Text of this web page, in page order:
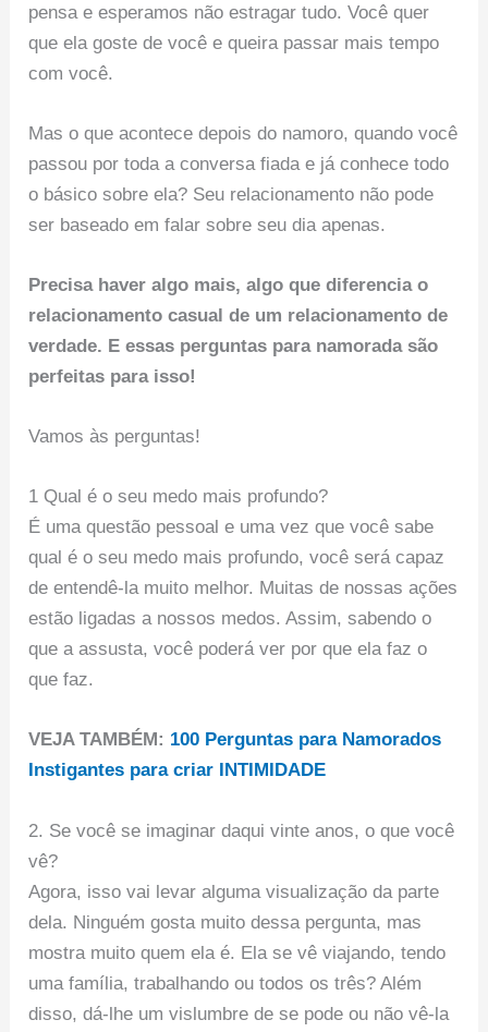
pensa e esperamos não estragar tudo. Você quer
que ela goste de você e queira passar mais tempo
com você.
Mas o que acontece depois do namoro, quando você
passou por toda a conversa fiada e já conhece todo
o básico sobre ela? Seu relacionamento não pode
ser baseado em falar sobre seu dia apenas.
Precisa haver algo mais, algo que diferencia o
relacionamento casual de um relacionamento de
verdade. E essas perguntas para namorada são
perfeitas para isso!
Vamos às perguntas!
1 Qual é o seu medo mais profundo?
É uma questão pessoal e uma vez que você sabe
qual é o seu medo mais profundo, você será capaz
de entendê-la muito melhor. Muitas de nossas ações
estão ligadas a nossos medos. Assim, sabendo o
que a assusta, você poderá ver por que ela faz o
que faz.
VEJA TAMBÉM: 100 Perguntas para Namorados
Instigantes para criar INTIMIDADE
2. Se você se imaginar daqui vinte anos, o que você
vê?
Agora, isso vai levar alguma visualização da parte
dela. Ninguém gosta muito dessa pergunta, mas
mostra muito quem ela é. Ela se vê viajando, tendo
uma família, trabalhando ou todos os três? Além
disso, dá-lhe um vislumbre de se pode ou não vê-la